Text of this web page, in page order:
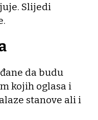
Slijedi
da budu
kojih oglasa i
stanove ali i